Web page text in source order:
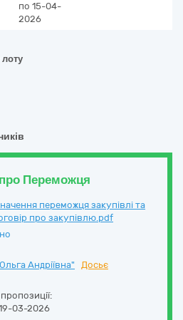
по 15-04-
2026
лоту
Переможця
переможця закупівлі та
про закупівлю.pdf
Андріївна"
Досьє
03-2026